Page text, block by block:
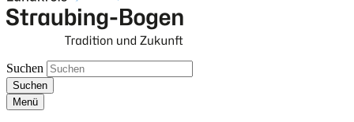
Suchen
Suchen
Menü